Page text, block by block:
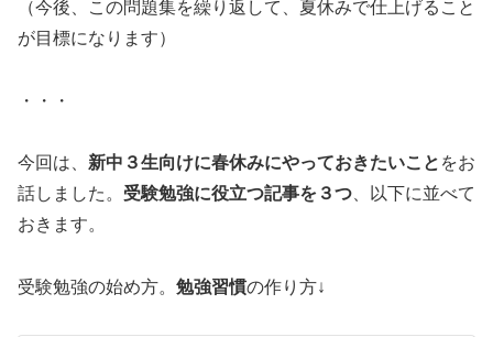
（今後、この問題集を繰り返して、夏休みで仕上げること
が目標になります）
・・・
今回は、 新中３生向けに春休みにやっておきたいこと をお
話しました。 受験勉強に役立つ記事を３つ、以下に並べて
おきます。
受験勉強の始め方。 勉強習慣の作り方↓